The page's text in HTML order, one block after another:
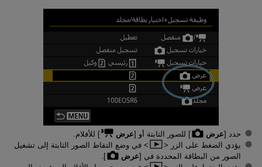
حدد [عرض ] للصور الثابتة أو [عرض
] للأفلام.
يؤدي الضغط على الزر
في وضع التقاط الصور الثابتة إلى تشغيل
الصور من البطاقة المحددة في [عرض
].